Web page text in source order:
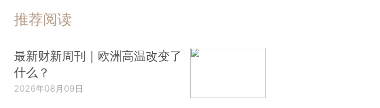
推荐阅读
最新财新周刊｜欧洲高温改变了
什么？
2026年08月09日